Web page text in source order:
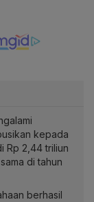
kepada
Rp 2,44 triliun
di tahun
berhasil